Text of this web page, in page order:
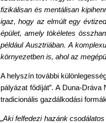
fizikálisan és mentálisan
igaz, hogy az elmúlt egy
épület, amely tökéletes
például Ausztriában. A
környezetben is, ahol az
A helyszín további
pályázat fődíját”. A Duna-
tradicionális gazdálkodási
„Aki felfedezi hazánk